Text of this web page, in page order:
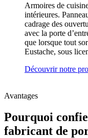
Armoires de
intérieures.
cadrage des
avec la porte
que lorsque tout
Eustache, sous
Découvrir notre
Avantages
Pourquoi
fabricant de